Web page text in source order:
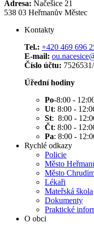
Adresa: Načešice 21
538 03 Heřmanův Městec
Kontakty
Tel.: +420 469 696
E-mail:
Číslo účtu:
Úřední hodiny
Po-8:00 -
Ut: 8:00 -
St: 8:00 -
Čt: 8:00 -
Pa: 8:00 -
Rychlé odkazy
Policie
Město
Město
Lékaři
Mateřská škola
Dokumenty
Praktické
O obci